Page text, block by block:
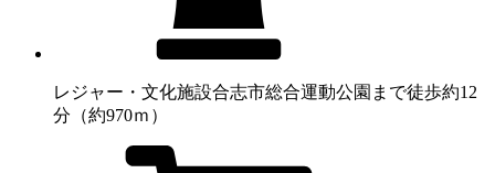
レジャー・文化施設合志市総合運動公園まで徒歩約12
分（約970ｍ）